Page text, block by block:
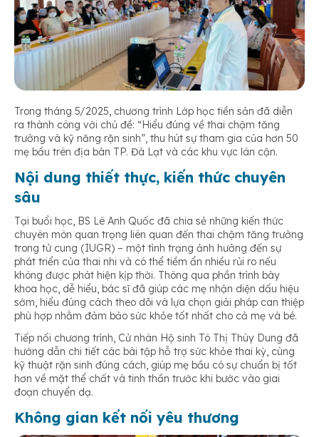
Trong tháng 5/2025, chương trình Lớp học tiền sản đã diễn
ra thành công với chủ đề: “Hiểu đúng về thai chậm tăng
trưởng và kỹ năng rặn sinh”, thu hút sự tham gia của hơn 50
mẹ bầu trên địa bàn TP. Đà Lạt và các khu vực lân cận.
Nội dung thiết thực, kiến thức chuyên
sâu
Tại buổi học, BS Lê Anh Quốc đã chia sẻ những kiến thức
chuyên môn quan trọng liên quan đến thai chậm tăng trưởng
trong tử cung (IUGR) – một tình trạng ảnh hưởng đến sự
phát triển của thai nhi và có thể tiềm ẩn nhiều rủi ro nếu
không được phát hiện kịp thời. Thông qua phần trình bày
khoa học, dễ hiểu, bác sĩ đã giúp các mẹ nhận diện dấu hiệu
sớm, hiểu đúng cách theo dõi và lựa chọn giải pháp can thiệp
phù hợp nhằm đảm bảo sức khỏe tốt nhất cho cả mẹ và bé.
Tiếp nối chương trình, Cử nhân Hộ sinh Tô Thị Thùy Dung đã
hướng dẫn chi tiết các bài tập hỗ trợ sức khỏe thai kỳ, cùng
kỹ thuật rặn sinh đúng cách, giúp mẹ bầu có sự chuẩn bị tốt
hơn về mặt thể chất và tinh thần trước khi bước vào giai
đoạn chuyển dạ.
Không gian kết nối yêu thương